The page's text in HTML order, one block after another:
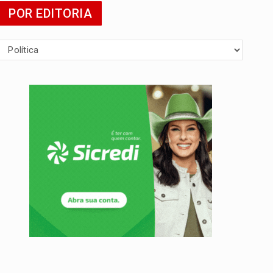
POR EDITORIA